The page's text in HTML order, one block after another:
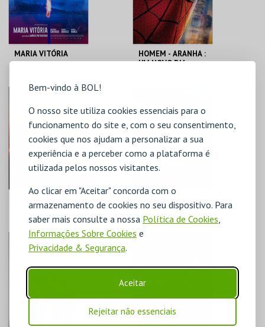
Bem-vindo à BOL!
O nosso site utiliza cookies essenciais para o
funcionamento do site e, com o seu consentimento,
cookies que nos ajudam a personalizar a sua
experiência e a perceber como a plataforma é
utilizada pelos nossos visitantes.
Ao clicar em "Aceitar" concorda com o
armazenamento de cookies no seu dispositivo. Para
saber mais consulte a nossa Política de Cookies
Informações Sobre Cookies e
Privacidade & Segurança.
Aceitar
Rejeitar não essenciais
MARIA VITÓRIA
CENTRO DE ARTES
MAIS INFO
COMPRAR
HOMEM - ARANHA :
UM NOVO DIA
MAIS INFO
COMPRAR
LOUISE: NOVO
SHOW
CENTRO DE ARTES
DE ÁGUEDA
COMPRAR
BARCELONA
FLAMENCO BALLET
CENTRO DE ARTES
COMPRAR